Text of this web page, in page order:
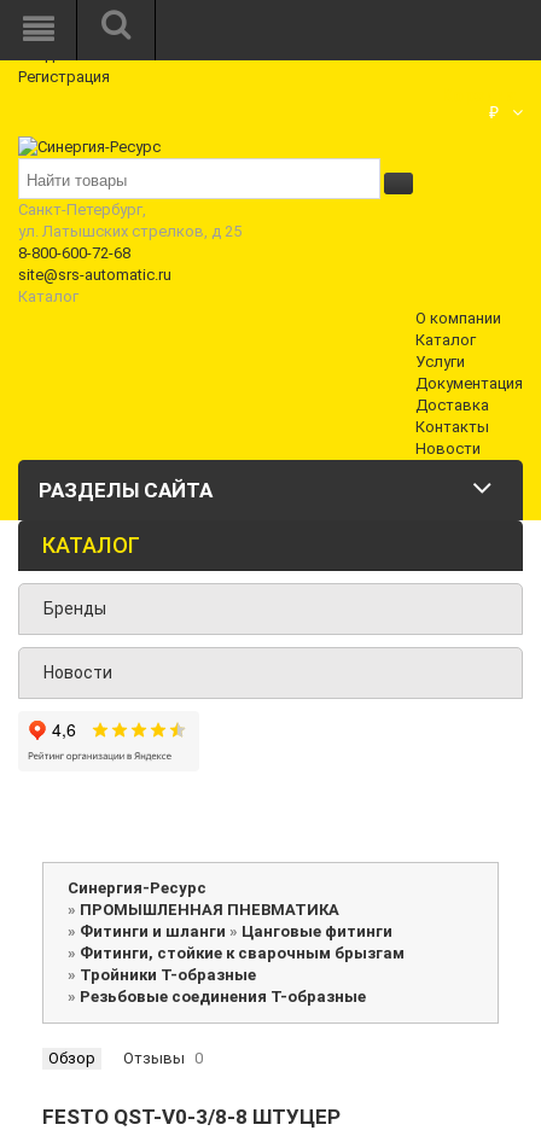
Режим работы: Пн—Пт: 10:00—18:00
Регистрация
₽
Санкт-Петербург,
ул. Латышских стрелков, д 25
8-800-600-72-68
site@srs-automatic.ru
Каталог
О компании
Каталог
Услуги
Документация
Доставка
Контакты
Новости
РАЗДЕЛЫ САЙТА
КАТАЛОГ
Бренды
Новости
Синергия-Ресурс
» ПРОМЫШЛЕННАЯ ПНЕВМАТИКА
» Фитинги и шланги » Цанговые фитинги
» Фитинги, стойкие к сварочным брызгам
» Тройники Т-образные
» Резьбовые соединения Т-образные
Обзор Отзывы 0
FESTO QST-V0-3/8-8 ШТУЦЕР